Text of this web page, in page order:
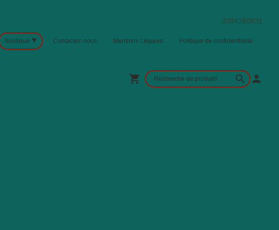
0384280831
Boutique Contactez-nous Mentions Légales Politique de confidentialité